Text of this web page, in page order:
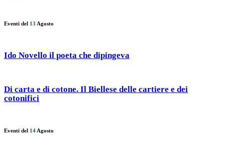
Eventi del 13 Agosto
Ido Novello il poeta che dipingeva
Di carta e di cotone. Il Biellese delle cartiere e dei
cotonifici
Eventi del 14 Agosto